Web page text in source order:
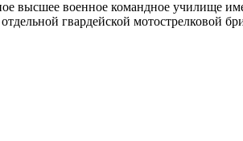
высшее военное командное училище
гвардейской мотострелковой